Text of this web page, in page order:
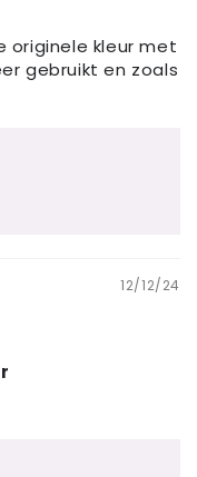
originele kleur met
gebruikt en zoals
12/12/24